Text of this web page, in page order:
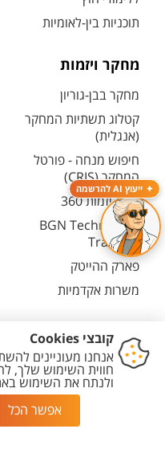
ייעוץ AI להרשמה
תוכניות בין-לאומיות
מחקר ויזמות
מחקר בבן-גוריון
קטלוג תשתיות המחקר
(אנגלית)
חיפוש מנחה - פורטל
המחקר (CRIS)
מרכז יזמות 360
BGN Technology
Transfer
פארק ההייטק
משרות אקדמיות
נגישות
מדיניות